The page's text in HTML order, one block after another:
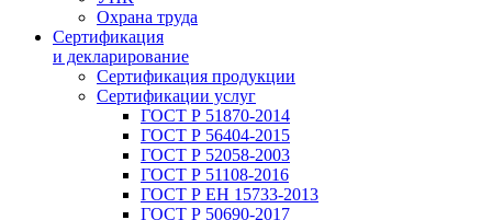
Охрана труда
Сертификация
и декларирование
Сертификация продукции
Сертификации услуг
ГОСТ Р 51870-2014
ГОСТ Р 56404-2015
ГОСТ Р 52058-2003
ГОСТ Р 51108-2016
ГОСТ Р ЕН 15733-2013
ГОСТ Р 50690-2017